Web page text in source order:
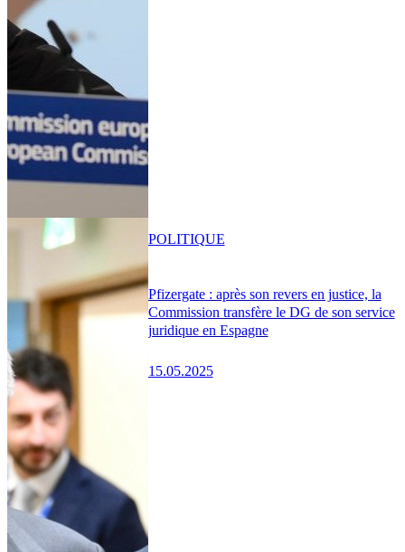
Pfizergate : après son revers en justice, la
Commission transfère le DG de son service
juridique en Espagne
15.05.2025
POLITIQUE